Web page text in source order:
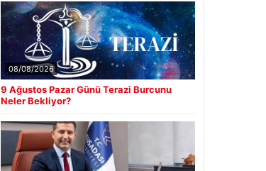
Güncel
08/08/2026
9 Ağustos Pazar Günü Terazi Burcunu
Neler Bekliyor?